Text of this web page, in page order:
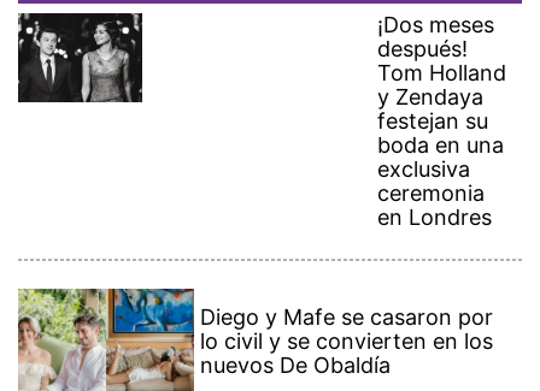
¡Dos meses
después!
Tom Holland
y Zendaya
festejan su
boda en una
exclusiva
ceremonia
en Londres
Diego y Mafe se casaron por
lo civil y se convierten en los
nuevos De Obaldía